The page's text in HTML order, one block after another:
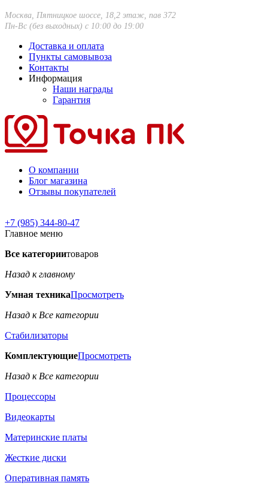
Москва, Пятницкое шоссе, 18,2 этаж, пав 372
Пн-Вс (без выходных) с 10:00 до 19:00
Доставка и оплата
Пункты самовывоза
Контакты
Информация
Наши награды
Гарантия
О компании
Блог магазина
Отзывы покупателей
+7 (985) 344-80-47
Главное меню
Все категориитоваров
Назад к главному
Умная техникаПросмотреть
Назад к Все категории
Стабилизаторы
КомплектующиеПросмотреть
Назад к Все категории
Процессоры
Видеокарты
Материнские платы
Жесткие диски
Оперативная память